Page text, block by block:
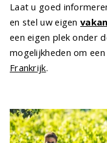
Laat u goed
en stel uw eigen
een eigen plek onder
mogelijkheden om
Frankrijk.